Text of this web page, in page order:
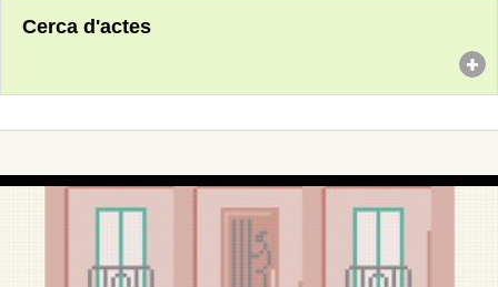
Cerca d'actes